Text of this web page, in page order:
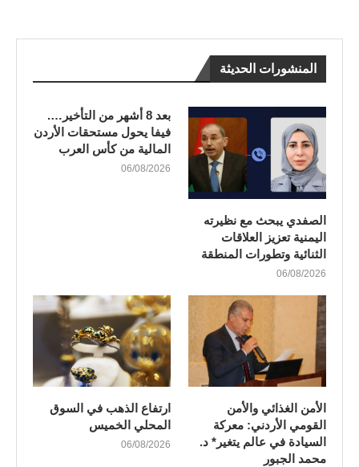
المنشورات الحديثة
الصفدي يبحث مع نظيرته
اليمنية تعزيز العلاقات
الثنائية وتطورات المنطقة
06/08/2026
بعد 8 أشهر من التأخير….
فيفا يحول مستحقات الأردن
المالية من كأس العرب
06/08/2026
الأمن الغذائي والأمن
القومي الأردني: معركة
السيادة في عالم يتغير* د.
محمد الجبور
ارتفاع الذهب في السوق
المحلي الخميس
06/08/2026